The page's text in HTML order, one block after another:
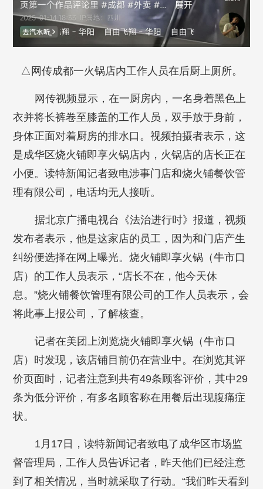
△网传成都一火锅店内工作人员在后厨上厕所。
网传视频显示，在一厨房内，一名身着黑色上
衣并将长裤卷至膝盖的工作人员，双手放于身前，
身体正面对着厨房的排水口。视频拍摄者表示，这
是成华区烧火铺即享火锅店内，火锅店的店长正在
小便。读特新闻记者致电涉事门店和烧火铺餐饮管
理有限公司，电话均无人接听。
据北京广播电视台《法治进行时》报道，视频
发布者表示，他是这家店的员工，因为和门店产生
纠纷便选择在网上曝光。烧火铺即享火锅（牛市口
店）的工作人员表示，“店长不在，他今天休
息。”烧火铺餐饮管理有限公司的工作人员表示，会
将此事上报公司，了解核查。
记者在美团上浏览烧火铺即享火锅（牛市口
店）时发现，该店铺目前仍在营业中。在浏览其评
价页面时，记者注意到共有49条顾客评价，其中29
条为低分评价，有多名顾客称在用餐后出现腹痛症
状。
1月17日，读特新闻记者致电了成华区市场监
督管理局，工作人员告诉记者，昨天他们已经注意
到了相关情况，当时就采取了行动。“我们昨天看到